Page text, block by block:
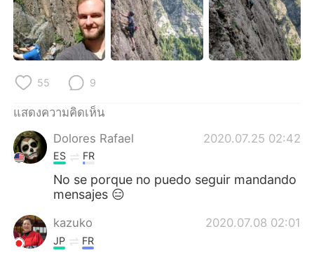
한국어 Русский
Indonesia Italiano
Türkçe
Português
55 9
แสดงความคิดเห็น
Dolores Rafael
2020.07.25 02:42
ES FR
No se porque no puedo seguir mandando
mensajes 😑
kazuko 2020.07.08 02:01
JP FR